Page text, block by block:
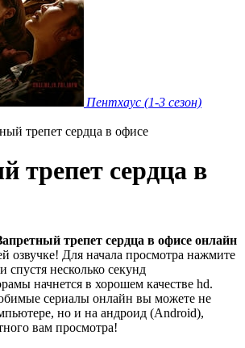
Пентхаус (1-3 сезон)
трепет сердца в офисе
трепет сердца в
трепет сердца в офисе онлайн
озвучке! Для начала просмотра нажмите
спустя несколько секунд
начнется в хорошем качестве hd.
сериалы онлайн вы можете не
но и на андроид (Android),
вам просмотра!